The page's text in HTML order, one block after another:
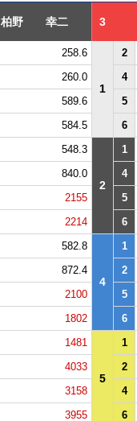
柏野 幸二 3
258.6
1
2
260.0
4
589.6
5
584.5 6
548.3
2
1
840.0
4
2155
5
2214 6
582.8
4
1
872.4
2
2100
5
1802 6
1481
5
1
4033
2
3158
4
3955 6